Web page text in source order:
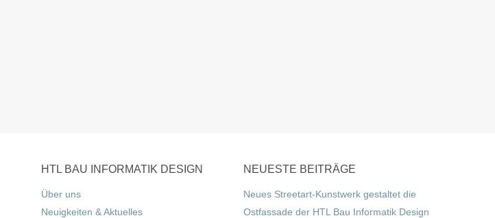
HTL BAU INFORMATIK DESIGN
Über uns
Neuigkeiten & Aktuelles
NEUESTE BEITRÄGE
Neues Streetart-Kunstwerk gestaltet die
Ostfassade der HTL Bau Informatik Design